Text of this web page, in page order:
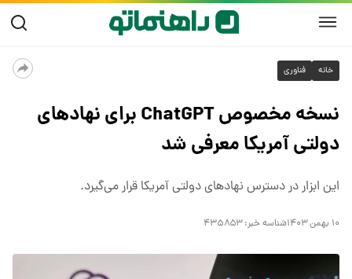
خانه فناوری
نسخه مخصوص ChatGPT برای نهادهای
دولتی آمریکا معرفی شد
این ابزار در دسترس نهادهای دولتی آمریکا قرار می‌گیرد.
۱۰ بهمن ۱۴۰۳ شناسه خبر:۴۳۵۸۵۳